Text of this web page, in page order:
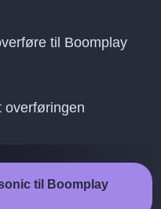
til Boomplay
overføringen
til Boomplay